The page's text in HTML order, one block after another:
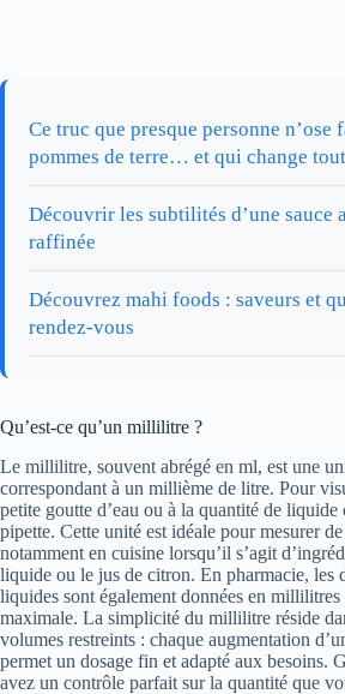
Ce truc que presque personne n’ose
pommes de terre… et qui change tout
Découvrir les subtilités d’une sauce
raffinée
Découvrez mahi foods : saveurs et
rendez-vous
Qu’est-ce qu’un millilitre ?
Le millilitre, souvent abrégé en ml, est une
correspondant à un millième de litre. Pour
petite goutte d’eau ou à la quantité de liquide
pipette. Cette unité est idéale pour mesurer
notamment en cuisine lorsqu’il s’agit
liquide ou le jus de citron. En pharmacie, les
liquides sont également données en
maximale. La simplicité du millilitre réside
volumes restreints : chaque augmentation
permet un dosage fin et adapté aux besoins.
avez un contrôle parfait sur la quantité que